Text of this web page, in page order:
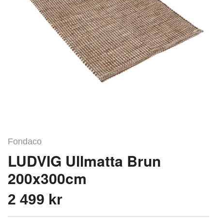
Fondaco
LUDVIG Ullmatta Brun
200x300cm
2 499 kr